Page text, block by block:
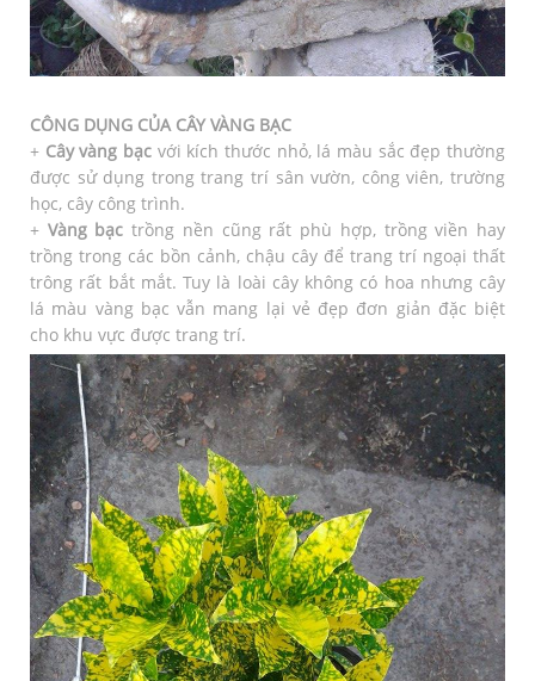
CÔNG DỤNG CỦA CÂY VÀNG BẠC
+ Cây vàng bạc với kích thước nhỏ, lá màu sắc đẹp thường
được sử dụng trong trang trí sân vườn, công viên, trường
học, cây công trình.
+ Vàng bạc trồng nền cũng rất phù hợp, trồng viền hay
trồng trong các bồn cảnh, chậu cây để trang trí ngoại thất
trông rất bắt mắt. Tuy là loài cây không có hoa nhưng cây
lá màu vàng bạc vẫn mang lại vẻ đẹp đơn giản đặc biệt
cho khu vực được trang trí.